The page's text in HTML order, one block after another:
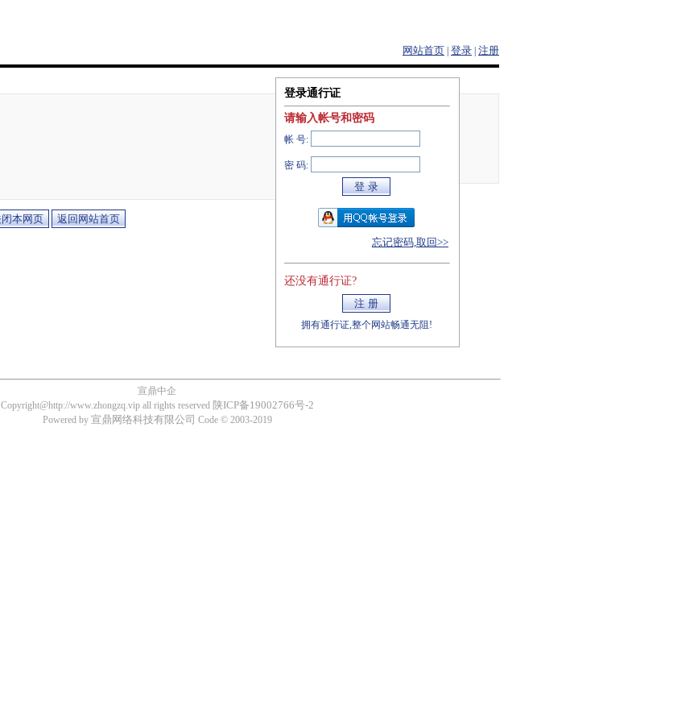
网站首页 登录 注册
登录通行证
请输入帐号和密码
帐 号:
密 码:
忘记密码,取回>>
还没有通行证?
拥有通行证,整个网站畅通无阻!
宣鼎中企
Copyright@http://www.zhongzq.vip all rights reserved 陕ICP备19002766号-2
Powered by 宣鼎网络科技有限公司 Code © 2003-2019